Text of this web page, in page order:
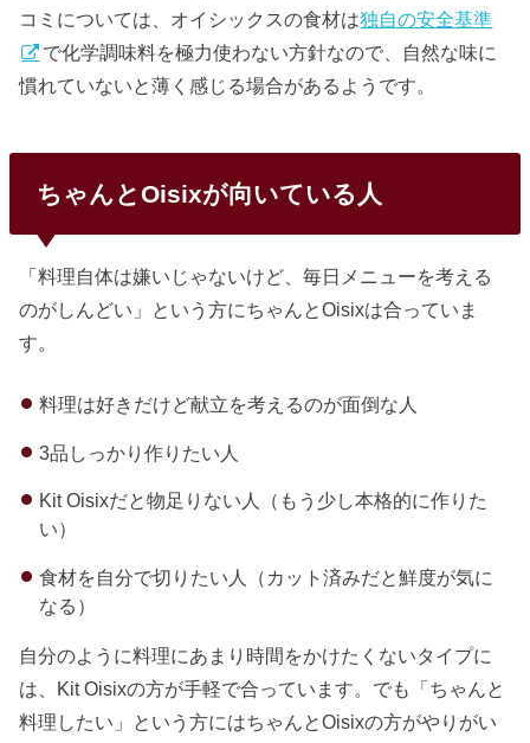
コミについては、オイシックスの食材は独自の安全基準
で化学調味料を極力使わない方針なので、自然な味に
慣れていないと薄く感じる場合があるようです。
ちゃんとOisixが向いている人
「料理自体は嫌いじゃないけど、毎日メニューを考える
のがしんどい」という方にちゃんとOisixは合っていま
す。
料理は好きだけど献立を考えるのが面倒な人
3品しっかり作りたい人
Kit Oisixだと物足りない人（もう少し本格的に作りた
い）
食材を自分で切りたい人（カット済みだと鮮度が気に
なる）
自分のように料理にあまり時間をかけたくないタイプに
は、Kit Oisixの方が手軽で合っています。でも「ちゃんと
料理したい」という方にはちゃんとOisixの方がやりがい